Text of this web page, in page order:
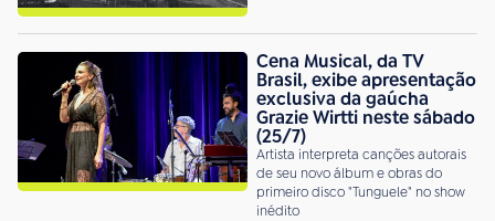
Cena Musical, da TV
Brasil, exibe apresentação
exclusiva da gaúcha
Grazie Wirtti neste sábado
(25/7)
Artista interpreta canções autorais
de seu novo álbum e obras do
primeiro disco "Tunguele" no show
inédito